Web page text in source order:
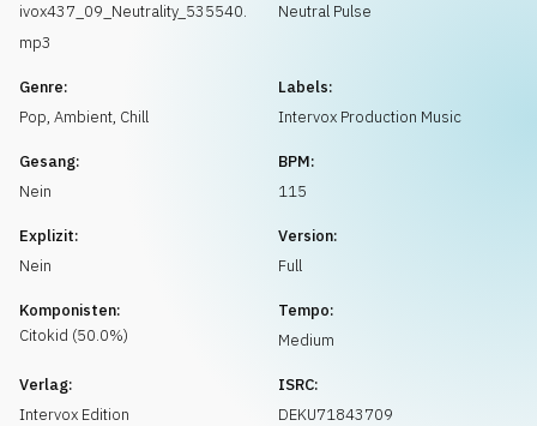
Info
ivox437_09_Neutrality_535540.
mp3
Neutral Pulse
Genre:
Pop, Ambient, Chill
Labels:
Intervox Production Music
Gesang:
Nein
BPM:
115
Explizit:
Nein
Version:
Full
Komponisten:
Citokid (50.0%)
Tempo:
Medium
Verlag:
Intervox Edition
ISRC:
DEKU71843709